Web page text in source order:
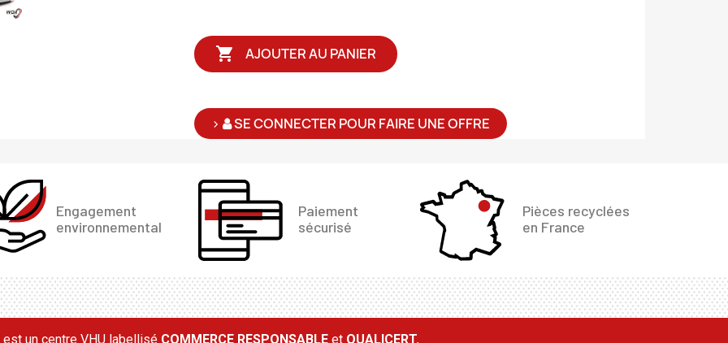
 AJOUTER AU PANIER
> SE CONNECTER POUR FAIRE UNE OFFRE
Engagement
environnemental
Paiement
sécurisé
Pièces recyclées
en France
est un centre VHU labellisé COMMERCE RESPONSABLE et QUALICERT.